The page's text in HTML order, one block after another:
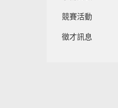
競賽活動
徵才訊息